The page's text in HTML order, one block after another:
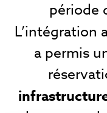
période
L’intégration
a permis